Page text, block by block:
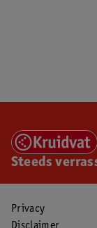
Steeds
Privacy